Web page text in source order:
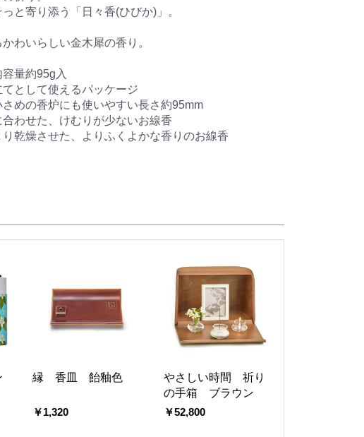
と寄り添う「日々香(ひびか)」。
わいらしい金木犀の香り。
容量約95g入
てとして使えるパッケージ
さめの香炉にも使いやすい長さ約95mm
合わせた、けむりが少ないお線香
り乾燥させた、よりふくよかな香りのお線香
縁 香皿 飴釉色
￥1,320
やさしい時間 祈り
の手箱 ブラウン
￥52,800